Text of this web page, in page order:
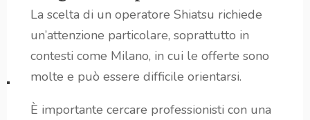
La scelta di un operatore Shiatsu richiede
un’attenzione particolare, soprattutto in
contesti come Milano, in cui le offerte sono
molte e può essere difficile orientarsi.
È importante cercare professionisti con una